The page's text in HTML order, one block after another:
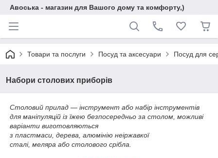
Авоська - магазин для Вашого дому та комфорту,)
Товари та послуги Посуд та аксесуари Посуд для
Набори столових приборів
Столовий прилад — інструмент або набір інструментів
для маніпуляцій із їжею безпосередньо за столом, можливі
варіанти виготовляються
з пластмаси, дерева, алюмінію неіржавкої
сталі, меляра або столового срібла.